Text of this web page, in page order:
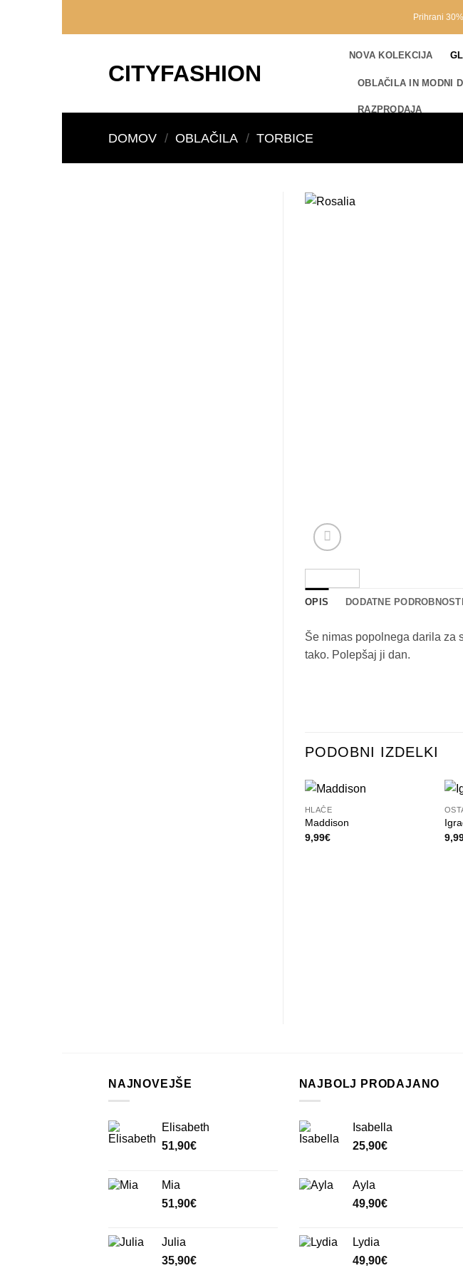
Prihrani
CITYFASHION
NOVA KOLEKCIJA
OBLAČILA IN MODNI
RAZPRODAJA
DOMOV / OBLAČILA / TORBICE
OPIS DODATNE PODROBNOSTI
Še nimas popolnega darila za
tako. Polepšaj ji dan.
PODOBNI IZDELKI
+
HLAČE
Maddison
9,99€
NAJNOVEJŠE
Elisabeth
51,90€
Mia
51,90€
Julia
35,90€
NAJBOLJ PRODAJANO
Isabella
25,90€
Ayla
49,90€
Lydia
49,90€